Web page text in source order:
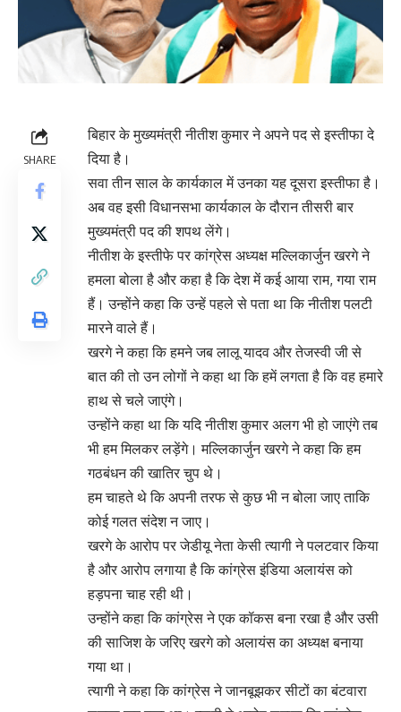
SHARE
बिहार के मुख्यमंत्री नीतीश कुमार ने अपने पद से इस्तीफा दे
दिया है।
सवा तीन साल के कार्यकाल में उनका यह दूसरा इस्तीफा है।
अब वह इसी विधानसभा कार्यकाल के दौरान तीसरी बार
मुख्यमंत्री पद की शपथ लेंगे।
नीतीश के इस्तीफे पर कांग्रेस अध्यक्ष मल्लिकार्जुन खरगे ने
हमला बोला है और कहा है कि देश में कई आया राम, गया राम
हैं। उन्होंने कहा कि उन्हें पहले से पता था कि नीतीश पलटी
मारने वाले हैं।
खरगे ने कहा कि हमने जब लालू यादव और तेजस्वी जी से
बात की तो उन लोगों ने कहा था कि हमें लगता है कि वह हमारे
हाथ से चले जाएंगे।
उन्होंने कहा था कि यदि नीतीश कुमार अलग भी हो जाएंगे तब
भी हम मिलकर लड़ेंगे। मल्लिकार्जुन खरगे ने कहा कि हम
गठबंधन की खातिर चुप थे।
हम चाहते थे कि अपनी तरफ से कुछ भी न बोला जाए ताकि
कोई गलत संदेश न जाए।
खरगे के आरोप पर जेडीयू नेता केसी त्यागी ने पलटवार किया
है और आरोप लगाया है कि कांग्रेस इंडिया अलायंस को
हड़पना चाह रही थी।
उन्होंने कहा कि कांग्रेस ने एक कॉकस बना रखा है और उसी
की साजिश के जरिए खरगे को अलायंस का अध्यक्ष बनाया
गया था।
त्यागी ने कहा कि कांग्रेस ने जानबूझकर सीटों का बंटवारा